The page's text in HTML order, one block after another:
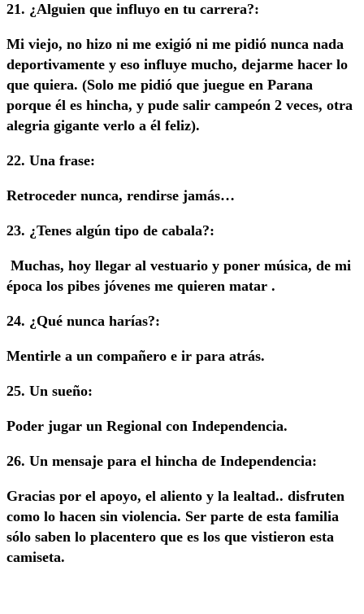
21. ¿Alguien que influyo en tu carrera?:
Mi viejo, no hizo ni me exigió ni me pidió nunca nada
deportivamente y eso influye mucho, dejarme hacer lo
que quiera. (Solo me pidió que juegue en Parana
porque él es hincha, y pude salir campeón 2 veces, otra
alegria gigante verlo a él feliz).
22. Una frase:
Retroceder nunca, rendirse jamás…
23. ¿Tenes algún tipo de cabala?:
Muchas, hoy llegar al vestuario y poner música, de mi
época los pibes jóvenes me quieren matar .
24. ¿Qué nunca harías?:
Mentirle a un compañero e ir para atrás.
25. Un sueño:
Poder jugar un Regional con Independencia.
26. Un mensaje para el hincha de Independencia:
Gracias por el apoyo, el aliento y la lealtad.. disfruten
como lo hacen sin violencia. Ser parte de esta familia
sólo saben lo placentero que es los que vistieron esta
camiseta.